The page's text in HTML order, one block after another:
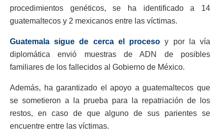
procedimientos genéticos, se ha identificado a 14
guatemaltecos y 2 mexicanos entre las víctimas.
Guatemala sigue de cerca el proceso y por la vía
diplomática envió muestras de ADN de posibles
familiares de los fallecidos al Gobierno de México.
Además, ha garantizado el apoyo a guatemaltecos que
se sometieron a la prueba para la repatriación de los
restos, en caso de que alguno de sus parientes se
encuentre entre las víctimas.